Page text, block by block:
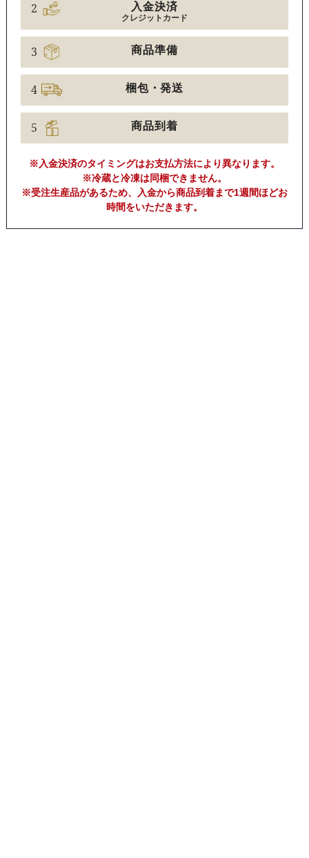
2 入金決済
クレジットカード
3 商品準備
4 梱包・発送
5 商品到着
※入金決済のタイミングはお支払方法により異なります。
※冷蔵と冷凍は同梱できません。
※受注生産品があるため、入金から商品到着まで1週間ほどお
時間をいただきます。